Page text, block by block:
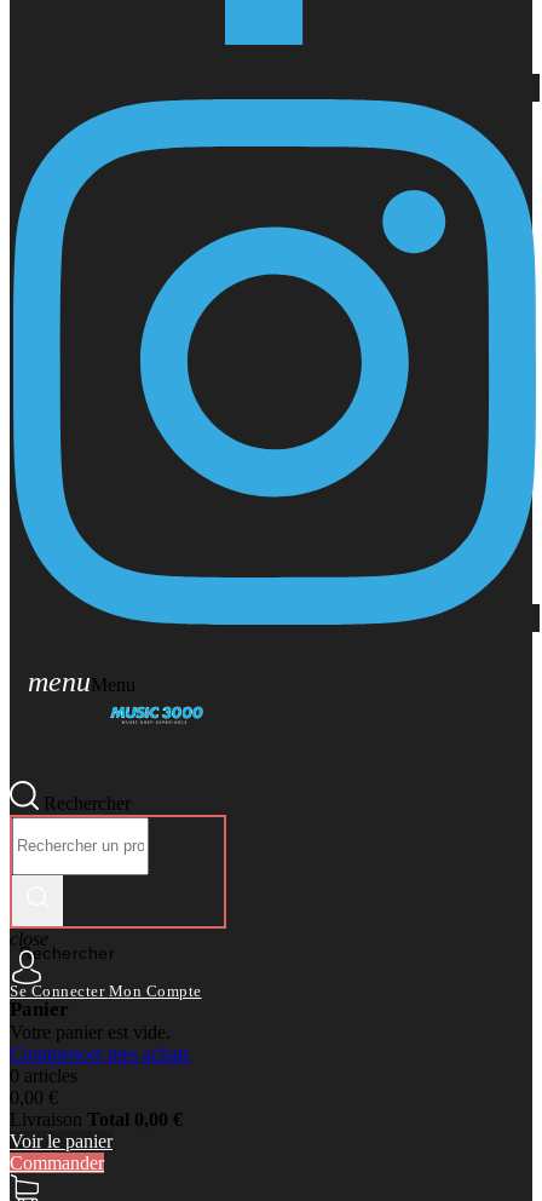
menuMenu
Rechercher
Rechercher
close
Se Connecter Mon Compte
Panier
Votre panier est vide.
Commencer mes achats
0 articles
0,00 €
Livraison Total 0,00 €
Voir le panier
Commander